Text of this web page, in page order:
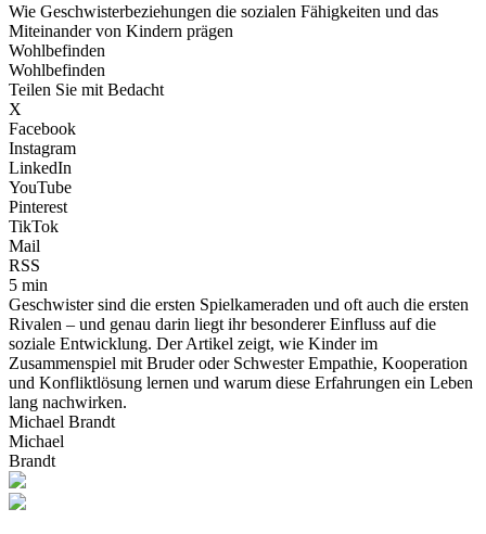
Wie Geschwisterbeziehungen die sozialen Fähigkeiten und das
Miteinander von Kindern prägen
Wohlbefinden
Wohlbefinden
Teilen Sie mit Bedacht
X
Facebook
Instagram
LinkedIn
YouTube
Pinterest
TikTok
Mail
RSS
5 min
Geschwister sind die ersten Spielkameraden und oft auch die ersten
Rivalen – und genau darin liegt ihr besonderer Einfluss auf die
soziale Entwicklung. Der Artikel zeigt, wie Kinder im
Zusammenspiel mit Bruder oder Schwester Empathie, Kooperation
und Konfliktlösung lernen und warum diese Erfahrungen ein Leben
lang nachwirken.
Michael Brandt
Michael
Brandt